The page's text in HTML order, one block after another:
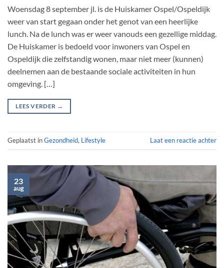
Woensdag 8 september jl. is de Huiskamer Ospel/Ospeldijk
weer van start gegaan onder het genot van een heerlijke
lunch. Na de lunch was er weer vanouds een gezellige middag.
De Huiskamer is bedoeld voor inwoners van Ospel en
Ospeldijk die zelfstandig wonen, maar niet meer (kunnen)
deelnemen aan de bestaande sociale activiteiten in hun
omgeving. […]
LEES VERDER →
Geplaatst inGezondheid, Lifestyle Laat een reactie achter
23
aug